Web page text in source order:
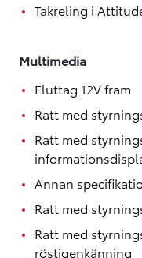
Takreling i
Multimedia
Eluttag 12V fram
Ratt med
Ratt med
Annan
Ratt med
Ratt med
röstigenkänning